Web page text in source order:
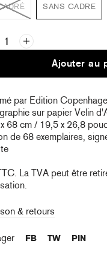
SANS CADRE
Ajouter au
par Edition
sur papier Velin
68 cm / 19,5 x 26,8
de 68 exemplaires,
La TVA peut être
& retours
FB TW PIN